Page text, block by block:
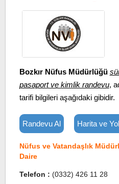
Bozkır Nüfus Müdürlüğü
pasaport ve kimlik randevu,
tarifi bilgileri aşağıdaki gibidir.
Randevu Al Harita ve
Nüfus ve Vatandaşlık
Daire
Telefon : (0332) 426 11 28